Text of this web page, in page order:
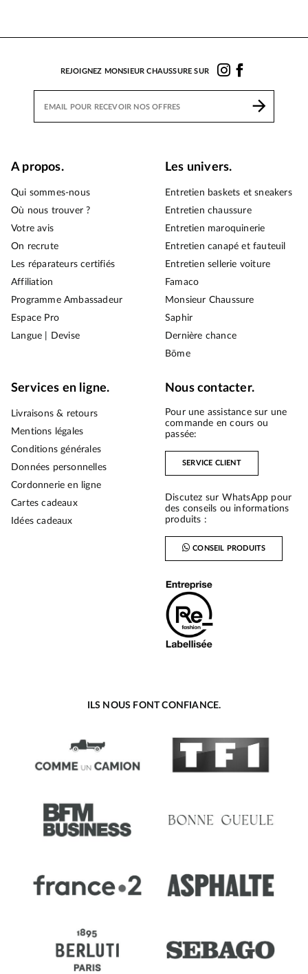
REJOIGNEZ MONSIEUR CHAUSSURE SUR
A propos.
Qui sommes-nous
Où nous trouver ?
Votre avis
On recrute
Les réparateurs certifiés
Affiliation
Programme Ambassadeur
Espace Pro
Langue | Devise
Les univers.
Entretien baskets et sneakers
Entretien chaussure
Entretien maroquinerie
Entretien canapé et fauteuil
Entretien sellerie voiture
Famaco
Monsieur Chaussure
Saphir
Dernière chance
Bōme
Services en ligne.
Livraisons & retours
Mentions légales
Conditions générales
Données personnelles
Cordonnerie en ligne
Cartes cadeaux
Idées cadeaux
Nous contacter.
Pour une assistance sur une
commande en cours ou
passée:
SERVICE CLIENT
Discutez sur WhatsApp pour
des conseils ou informations
produits :
CONSEIL PRODUITS
ILS NOUS FONT CONFIANCE.